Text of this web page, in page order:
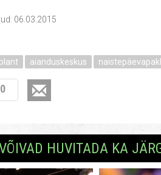
06.03.2015
aianduskeskus
0
HUVITADA KA